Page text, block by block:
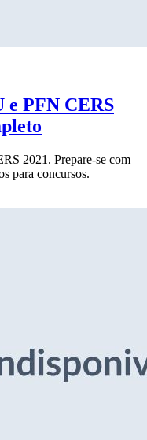
e PFN CERS
2021. Prepare-se com
para concursos.